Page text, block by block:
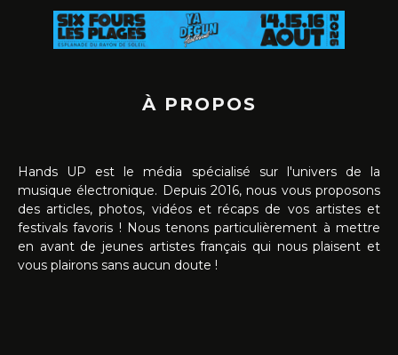
À PROPOS
Hands UP est le média spécialisé sur l'univers de la
musique électronique. Depuis 2016, nous vous proposons
des articles, photos, vidéos et récaps de vos artistes et
festivals favoris ! Nous tenons particulièrement à mettre
en avant de jeunes artistes français qui nous plaisent et
vous plairons sans aucun doute !